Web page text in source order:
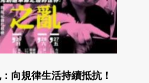
向規律生活持續抵抗！